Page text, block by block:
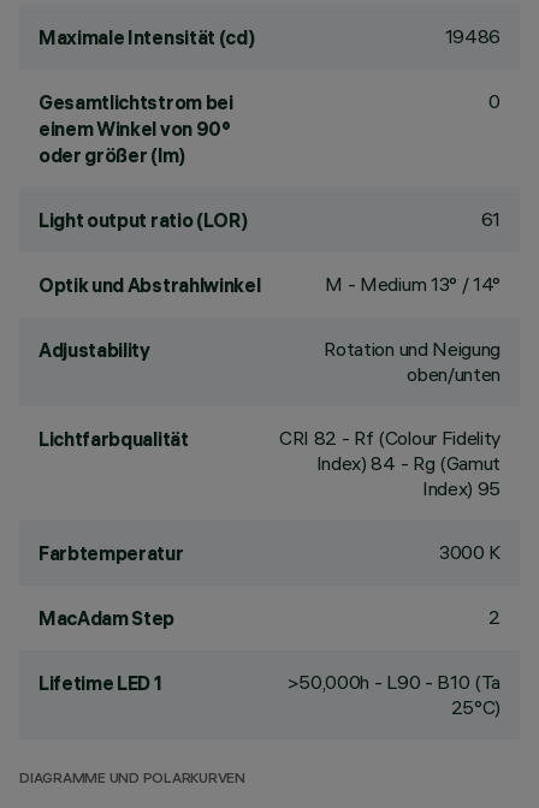
Maximale Intensität (cd) 19486
Gesamtlichtstrom bei
einem Winkel von 90°
oder größer (lm)
0
Light output ratio (LOR) 61
Optik und Abstrahlwinkel M - Medium 13° / 14°
Adjustability
Rotation und Neigung
oben/unten
Lichtfarbqualität CRI 82 - Rf (Colour Fidelity
Index) 84 - Rg (Gamut
Index) 95
Farbtemperatur 3000 K
MacAdam Step 2
Lifetime LED 1
>50,000h - L90 - B10 (Ta
25°C)
DIAGRAMME UND POLARKURVEN